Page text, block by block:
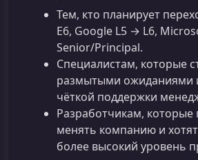
Тем, кто планирует
E6, Google L5 → L6,
Senior/Principal.
Специалистам, которые
размытыми ожиданиями
чёткой поддержки
Разработчикам, которые
менять компанию и
более высокий уровень